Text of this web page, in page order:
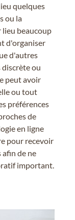
quelques
ou la
beaucoup
d'organiser
d'autres
ou
peut avoir
ou tout
préférences
de
en ligne
pour recevoir
afin de ne
important.